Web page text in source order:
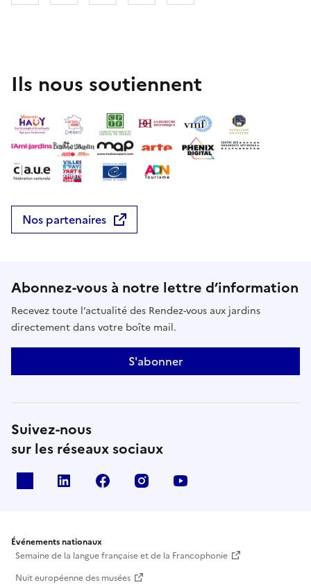
Ils nous soutiennent
Nos partenaires
Abonnez-vous à notre lettre d’information
Recevez toute l’actualité des Rendez-vous aux jardins
directement dans votre boîte mail.
S'abonner
Suivez-nous
sur les réseaux sociaux
Linkedin Facebook Instagram
Événements nationaux
Semaine de la langue française et de la Francophonie
Nuit européenne des musées